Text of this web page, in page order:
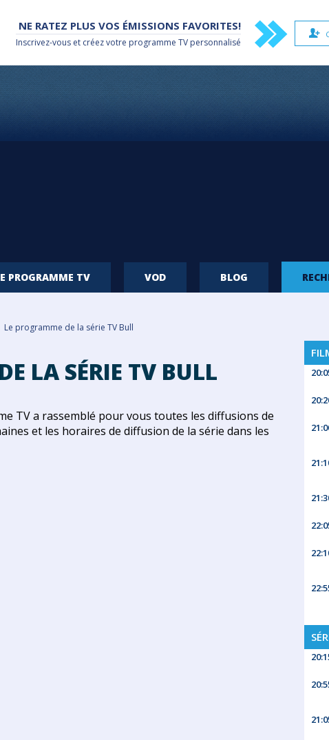
NE RATEZ PLUS VOS ÉMISSIONS FAVORITES!
Inscrivez-vous et créez votre programme TV personnalisé
PROGRAMME TV VOD BLOG
Le programme de la série TV Bull
LA SÉRIE TV BULL
TV a rassemblé pour vous toutes les diffusions de
et les horaires de diffusion de la série dans les